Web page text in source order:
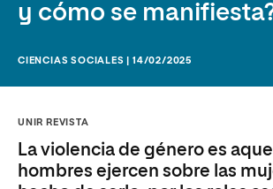
y cómo se
CIENCIAS SOCIALES | 14/02/2025
UNIR REVISTA
La violencia de género es
hombres ejercen sobre las